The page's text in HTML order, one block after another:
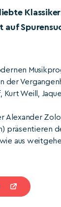
auf
der
Kurt Weill,
Alexander
präsentieren
aus